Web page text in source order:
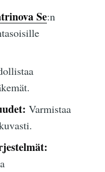
Se:n
Varmistaa